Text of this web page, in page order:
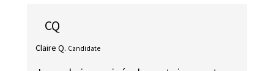
CQ
Claire Q. Candidate